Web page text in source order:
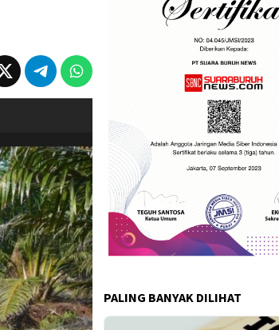
PALING BANYAK DILIHAT